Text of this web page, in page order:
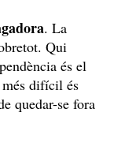
. La
Qui
és el
més difícil és
quedar-se fora